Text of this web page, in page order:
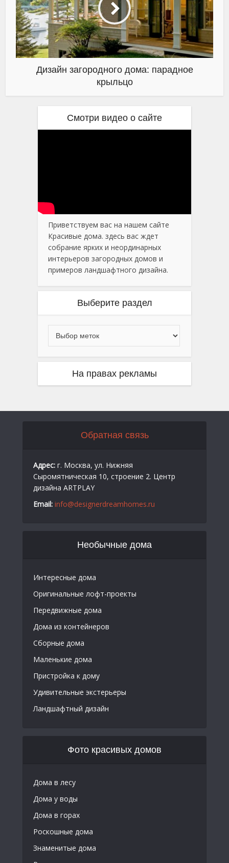
Дизайн загородного дома: парадное
крыльцо
Смотри видео о сайте
Приветствуем вас на нашем сайте
Красивые дома. здесь вас ждет
собрание ярких и неординарных
интерьеров загородных домов и
примеров ландшафтного дизайна.
Выберите раздел
На правах рекламы
Обратная связь
Адрес: г. Москва, ул. Нижняя
Сыромятническая 10, строение 2. Центр
дизайна ARTPLAY
Email: info@designerdreamhomes.ru
Необычные дома
Интересные дома
Оригинальные лофт-проекты
Передвижные дома
Дома из контейнеров
Сборные дома
Маленькие дома
Пристройка к дому
Удивительные экстерьеры
Ландшафтный дизайн
Фото красивых домов
Дома в лесу
Дома у воды
Дома в горах
Роскошные дома
Знаменитые дома